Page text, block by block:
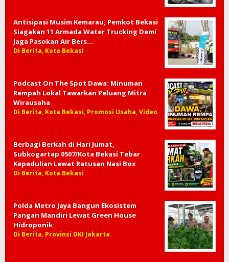
Antisipasi Musim Kemarau, Pemkot Bekasi
Siagakan 11 Armada Water Trucking Demi
Jaga Pasokan Air Bers…
Di Berita, Kota Bekasi
Podcast On The Spot Dawa: Minuman
Rempah Lokal Tawarkan Peluang Mitra
Wirausaha
Di Berita, Kota Bekasi, Promosi Usaha, Video
Berbagi Berkah di Hari Jumat,
Subkogartap 0507/Kota Bekasi Tebar
Kepedulian Lewat Ratusan Nasi Box
Di Berita, Kota Bekasi
Polda Metro Jaya Bangun Ekosistem
Pangan Mandiri Lewat Green House
Hidroponik
Di Berita, Provinsi DKI Jakarta